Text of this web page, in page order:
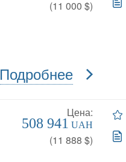
(11 000 $)
Подробнее
Цена:
508 941 UAH
(11 888 $)